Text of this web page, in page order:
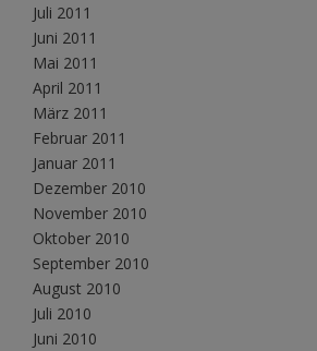
Juli 2011
Juni 2011
Mai 2011
April 2011
März 2011
Februar 2011
Januar 2011
Dezember 2010
November 2010
Oktober 2010
September 2010
August 2010
Juli 2010
Juni 2010